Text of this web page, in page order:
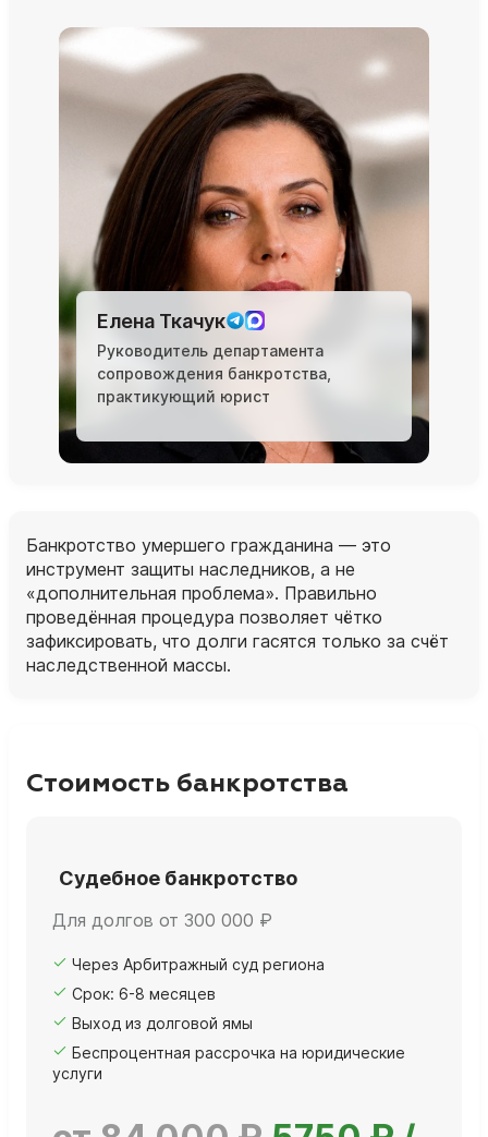
Елена Ткачук
Руководитель департамента
сопровождения банкротства,
практикующий юрист
Банкротство умершего гражданина — это
инструмент защиты наследников, а не
«дополнительная проблема». Правильно
проведённая процедура позволяет чётко
зафиксировать, что долги гасятся только за счёт
наследственной массы.
Стоимость банкротства
Судебное банкротство
Для долгов от 300 000 ₽
Через Арбитражный суд региона
Срок: 6-8 месяцев
Выход из долговой ямы
Беспроцентная рассрочка на юридические
услуги